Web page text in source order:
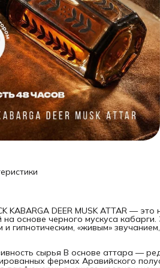
KABARGA DEER MUSK ATTAR —
основе черного мускуса
гипнотическим, «живым»
сырья В основе аттара —
фермах Аравийского